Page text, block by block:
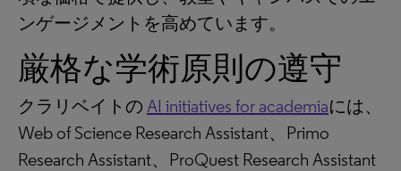
ンゲージメントを高めています。
厳格な学術原則の遵守
クラリベイトの AI initiatives for academiaには、
Web of Science Research Assistant、Primo
Research Assistant、ProQuest Research Assistant